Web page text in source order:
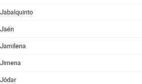
Jabalquinto
Jaén
Jamilena
Jimena
Jódar